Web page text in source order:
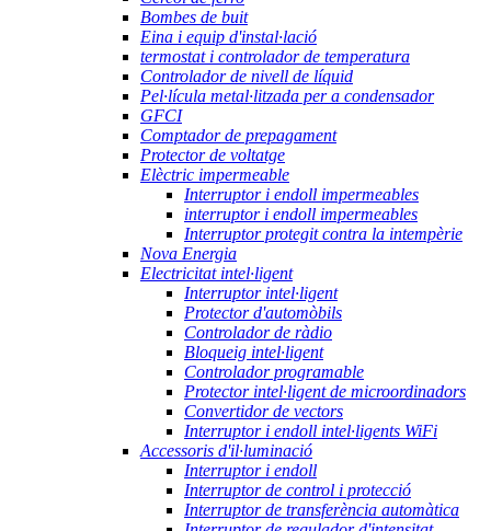
Bombes de buit
Eina i equip d'instal·lació
termostat i controlador de temperatura
Controlador de nivell de líquid
Pel·lícula metal·litzada per a condensador
GFCI
Comptador de prepagament
Protector de voltatge
Elèctric impermeable
Interruptor i endoll impermeables
interruptor i endoll impermeables
Interruptor protegit contra la intempèrie
Nova Energia
Electricitat intel·ligent
Interruptor intel·ligent
Protector d'automòbils
Controlador de ràdio
Bloqueig intel·ligent
Controlador programable
Protector intel·ligent de microordinadors
Convertidor de vectors
Interruptor i endoll intel·ligents WiFi
Accessoris d'il·luminació
Interruptor i endoll
Interruptor de control i protecció
Interruptor de transferència automàtica